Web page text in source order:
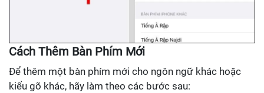
Cách Thêm Bàn Phím Mới
Để thêm một bàn phím mới cho ngôn ngữ khác hoặc
kiểu gõ khác, hãy làm theo các bước sau: